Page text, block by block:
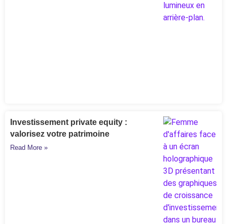
Investissement private equity :
valorisez votre patrimoine
Read More »